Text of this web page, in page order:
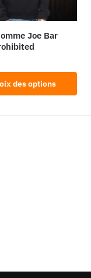
Joe Bar
des options